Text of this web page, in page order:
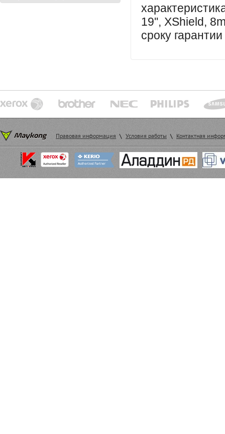
19'', XShield,
сроку
Правовая информация \ Условия работы \ Контактная